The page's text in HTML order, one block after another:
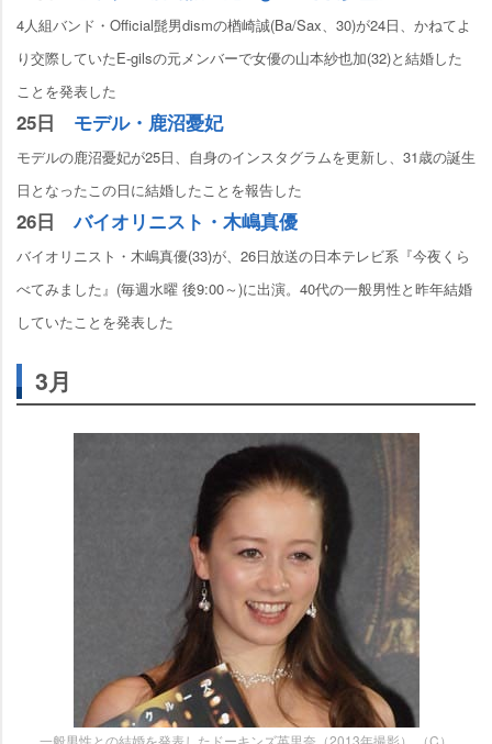
4人組バンド・Official髭男dismの楢崎誠(Ba/Sax、30)が24日、かねてよ
り交際していたE-gilsの元メンバーで女優の山本紗也加(32)と結婚した
ことを発表した
25日 モデル・鹿沼憂妃
モデルの鹿沼憂妃が25日、自身のインスタグラムを更新し、31歳の誕生
日となったこの日に結婚したことを報告した
26日 バイオリニスト・木嶋真優
バイオリニスト・木嶋真優(33)が、26日放送の日本テレビ系『今夜くら
べてみました』(毎週水曜 後9:00～)に出演。40代の一般男性と昨年結婚
していたことを発表した
3月